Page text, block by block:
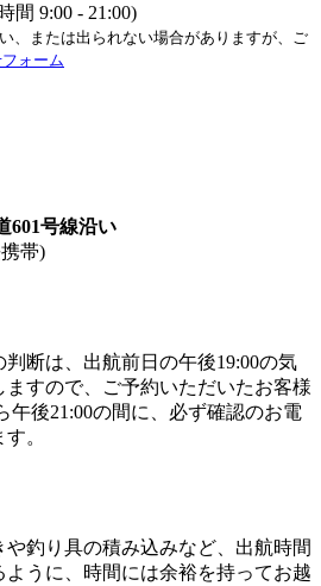
間 9:00 - 21:00)
、または出られない場合がありますが、ご
ォーム
601号線沿い
帯)
断は、出航前日の午後19:00の気
すので、ご予約いただいたお客様
午後21:00の間に、必ず確認のお電
。
釣り具の積み込みなど、出航時間
うに、時間には余裕を持ってお越